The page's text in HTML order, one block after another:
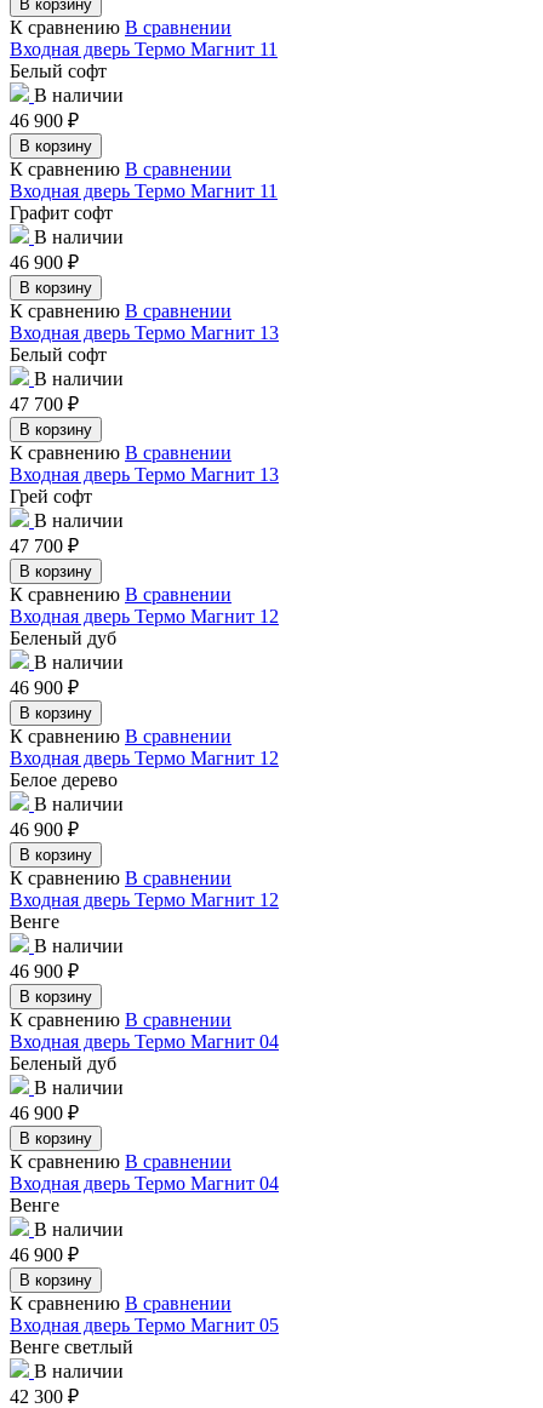
В корзину
К сравнению В сравнении
Входная дверь Термо Магнит 11
Белый софт
В наличии
46 900 ₽
В корзину
К сравнению В сравнении
Входная дверь Термо Магнит 11
Графит софт
В наличии
46 900 ₽
В корзину
К сравнению В сравнении
Входная дверь Термо Магнит 13
Белый софт
В наличии
47 700 ₽
В корзину
К сравнению В сравнении
Входная дверь Термо Магнит 13
Грей софт
В наличии
47 700 ₽
В корзину
К сравнению В сравнении
Входная дверь Термо Магнит 12
Беленый дуб
В наличии
46 900 ₽
В корзину
К сравнению В сравнении
Входная дверь Термо Магнит 12
Белое дерево
В наличии
46 900 ₽
В корзину
К сравнению В сравнении
Входная дверь Термо Магнит 12
Венге
В наличии
46 900 ₽
В корзину
К сравнению В сравнении
Входная дверь Термо Магнит 04
Беленый дуб
В наличии
46 900 ₽
В корзину
К сравнению В сравнении
Входная дверь Термо Магнит 04
Венге
В наличии
46 900 ₽
В корзину
К сравнению В сравнении
Входная дверь Термо Магнит 05
Венге светлый
В наличии
42 300 ₽